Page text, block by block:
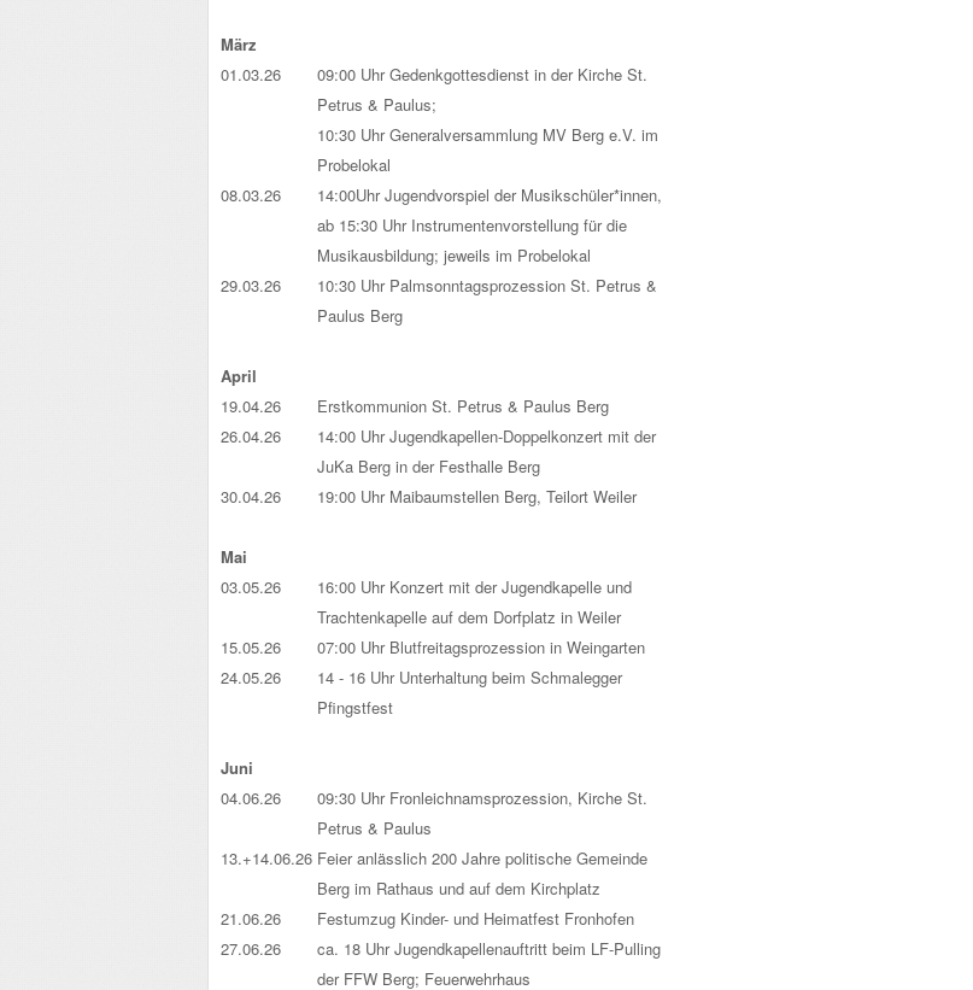
März
01.03.26
09:00 Uhr Gedenkgottesdienst in der Kirche St.
Petrus & Paulus;
10:30 Uhr Generalversammlung MV Berg e.V. im
Probelokal
08.03.26
14:00Uhr Jugendvorspiel der Musikschüler*innen,
ab 15:30 Uhr Instrumentenvorstellung für die
Musikausbildung; jeweils im Probelokal
29.03.26
10:30 Uhr Palmsonntagsprozession St. Petrus &
Paulus Berg
April
19.04.26
Erstkommunion St. Petrus & Paulus Berg
26.04.26
14:00 Uhr Jugendkapellen-Doppelkonzert mit der
JuKa Berg in der Festhalle Berg
30.04.26
19:00 Uhr Maibaumstellen Berg, Teilort Weiler
Mai
03.05.26
16:00 Uhr Konzert mit der Jugendkapelle und
Trachtenkapelle auf dem Dorfplatz in Weiler
15.05.26
07:00 Uhr Blutfreitagsprozession in Weingarten
24.05.26
14 - 16 Uhr Unterhaltung beim Schmalegger
Pfingstfest
Juni
04.06.26
09:30 Uhr Fronleichnamsprozession, Kirche St.
Petrus & Paulus
13.+14.06.26 Feier anlässlich 200 Jahre politische Gemeinde
Berg im Rathaus und auf dem Kirchplatz
21.06.26
Festumzug Kinder- und Heimatfest Fronhofen
27.06.26
ca. 18 Uhr Jugendkapellenauftritt beim LF-Pulling
der FFW Berg; Feuerwehrhaus